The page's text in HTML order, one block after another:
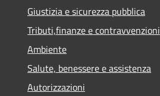
Giustizia e sicurezza pubblica
Tributi,finanze e contravvenzioni
Ambiente
Salute, benessere e assistenza
Autorizzazioni